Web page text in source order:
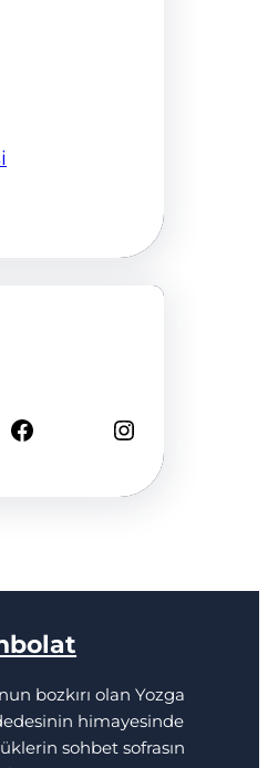
Facebook Instagram
bozkırı olan Yozga
himayesinde
sohbet sofrasın